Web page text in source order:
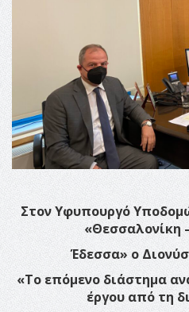
Στον Υφυπουργό
«Θεσσαλονίκη
Έδεσσα» ο
«Το επόμενο διάστημα
έργου από τη